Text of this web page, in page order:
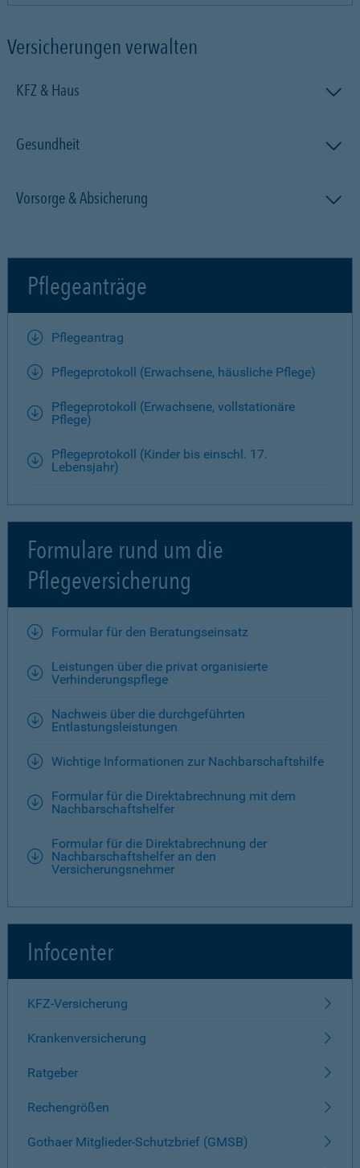
Versicherungen verwalten
KFZ & Haus
Gesundheit
Vorsorge & Absicherung
Pflegeanträge
Pflegeantrag
Pflegeprotokoll (Erwachsene, häusliche Pflege)
Pflegeprotokoll (Erwachsene, vollstationäre
Pflege)
Pflegeprotokoll (Kinder bis einschl. 17.
Lebensjahr)
Formulare rund um die
Pflegeversicherung
Formular für den Beratungseinsatz
Leistungen über die privat organisierte
Verhinderungspflege
Nachweis über die durchgeführten
Entlastungsleistungen
Wichtige Informationen zur Nachbarschaftshilfe
Formular für die Direktabrechnung mit dem
Nachbarschaftshelfer
Formular für die Direktabrechnung der
Nachbarschaftshelfer an den
Versicherungsnehmer
Infocenter
KFZ-Versicherung
Krankenversicherung
Ratgeber
Rechengrößen
Gothaer Mitglieder-Schutzbrief (GMSB)